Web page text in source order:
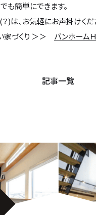
も簡単にできます。
)は、お気軽にお声掛けくだ
家づくり ＞＞ バンホーム
記事一覧